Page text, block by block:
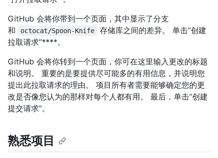
GitHub 会将你带到一个页面，其中显示了分支
和
octocat/Spoon-Knife
存储库之间的差异。 单击“创建
拉取请求”****。
GitHub 会将你转到一个页面，你可在这里输入更改的标题
和说明。 重要的是要提供尽可能多的有用信息，并说明您
提出此拉取请求的理由。 项目所有者需要能够确定您的更
改是否像您认为的那样对每个人都有用。 最后，单击“创建
提交请求”。
熟悉项目